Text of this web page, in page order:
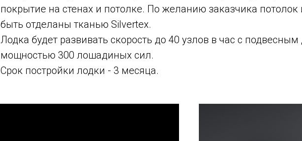
покрытие на стенах и потолке. По желанию заказчика потолок
быть отделаны тканью Silvertex.
Лодка будет развивать скорость до 40 узлов в час с подвесным
мощностью 300 лошадиных сил.
Срок постройки лодки - 3 месяца.